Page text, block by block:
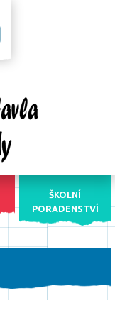
ŠKOLNÍ
PORADENSTVÍ